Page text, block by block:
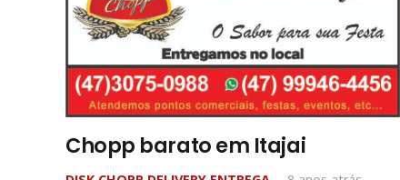
Chopp barato em Itajai